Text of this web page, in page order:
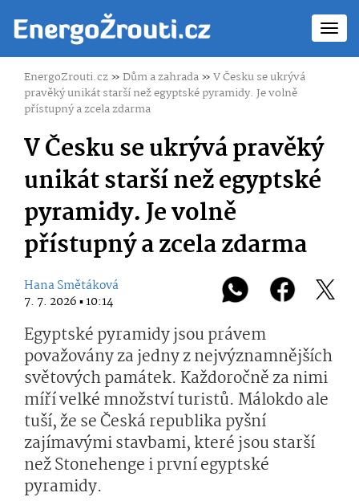
EnergoZrouti.cz»Dům a zahrada»V Česku se ukrývá
pravěký unikát starší než egyptské pyramidy. Je volně
přístupný a zcela zdarma
V Česku se ukrývá pravěký
unikát starší než egyptské
pyramidy. Je volně
přístupný a zcela zdarma
Hana Smětáková
7. 7. 2026 ▪ 10:14
Egyptské pyramidy jsou právem
považovány za jedny z nejvýznamnějších
světových památek. Každoročně za nimi
míří velké množství turistů. Málokdo ale
tuší, že se Česká republika pyšní
zajímavými stavbami, které jsou starší
než Stonehenge i první egyptské
pyramidy.